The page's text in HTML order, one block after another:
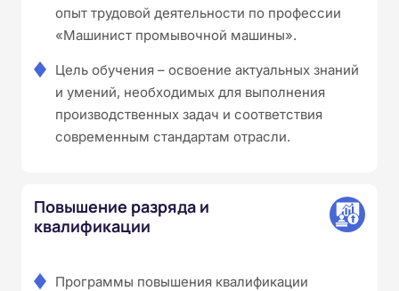
опыт трудовой деятельности по профессии
«Машинист промывочной машины».
Цель обучения – освоение актуальных знаний
и умений, необходимых для выполнения
производственных задач и соответствия
современным стандартам отрасли.
Повышение разряда и
квалификации
Программы повышения квалификации